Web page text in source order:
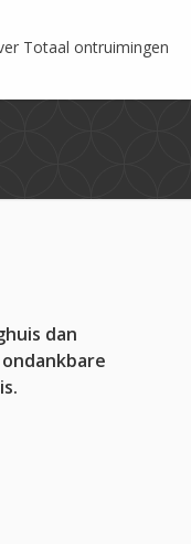
Totaal ontruimingen
dan